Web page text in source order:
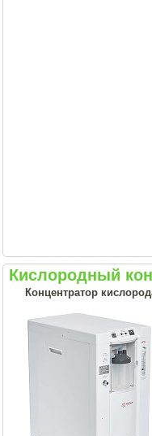
Кислородный
Концентратор